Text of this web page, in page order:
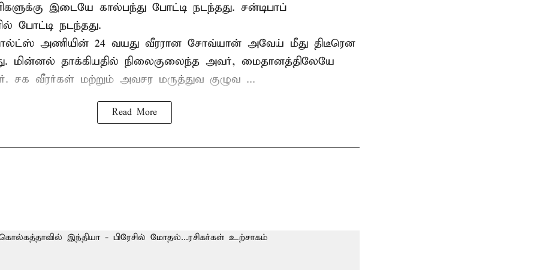
இடையே கால்பந்து போட்டி நடந்தது. சன்டிபாப்
போட்டி நடந்தது.
அணியின் 24 வயது வீரரான சோவ்யான் அவேய் மீது திடீரென
மின்னல் தாக்கியதில் நிலைகுலைந்த அவர், மைதானத்திலேயே
சக வீரர்கள் மற்றும் அவசர மருத்துவ குழுவ ...
Read More